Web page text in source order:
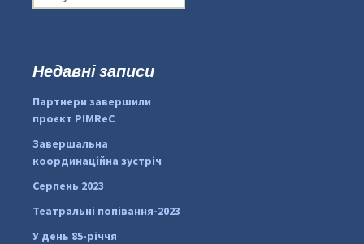
#PipIvanToday
pimrec_project
о
:Недавні записи
Партнери завершили
проєкт PIMReC
Завершальна
координаційна зустріч
Серпень 2023
Театральні попівання-2023
У день 85-річчя